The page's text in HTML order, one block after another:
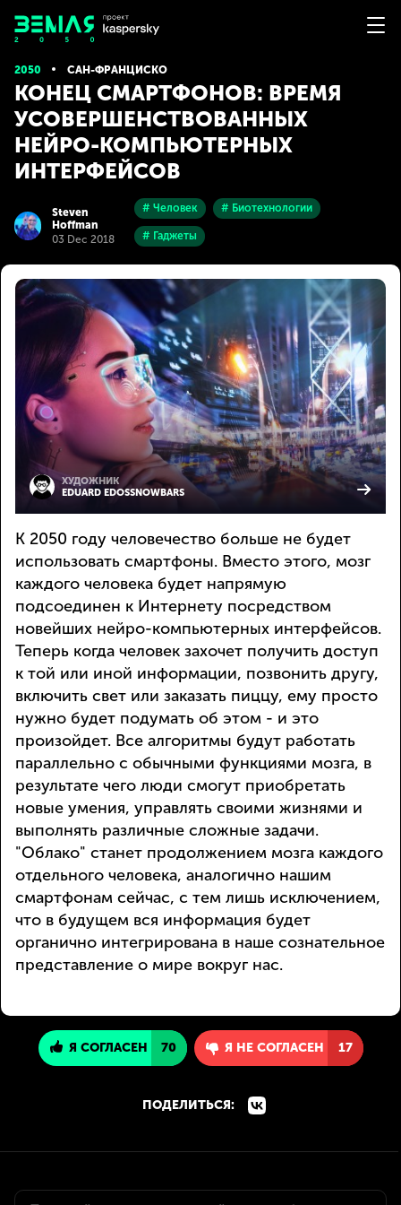
2050 САН-ФРАНЦИСКО
КОНЕЦ СМАРТФОНОВ: ВРЕМЯ
УСОВЕРШЕНСТВОВАННЫХ
НЕЙРО-КОМПЬЮТЕРНЫХ
ИНТЕРФЕЙСОВ
Steven
Hoffman
03 Dec 2018
# Человек # Биотехнологии
# Гаджеты
ХУДОЖНИК
EDUARD EDOSSNOWBARS
К 2050 году человечество больше не будет
использовать смартфоны. Вместо этого, мозг
каждого человека будет напрямую
подсоединен к Интернету посредством
новейших нейро-компьютерных интерфейсов.
Теперь когда человек захочет получить доступ
к той или иной информации, позвонить другу,
включить свет или заказать пиццу, ему просто
нужно будет подумать об этом - и это
произойдет. Все алгоритмы будут работать
параллельно с обычными функциями мозга, в
результате чего люди смогут приобретать
новые умения, управлять своими жизнями и
выполнять различные сложные задачи.
"Облако" станет продолжением мозга каждого
отдельного человека, аналогично нашим
смартфонам сейчас, с тем лишь исключением,
что в будущем вся информация будет
органично интегрирована в наше сознательное
представление о мире вокруг нас.
Я СОГЛАСЕН 70 Я НЕ СОГЛАСЕН 17
ПОДЕЛИТЬСЯ: